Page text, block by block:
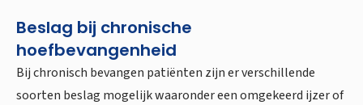
Beslag bij chronische
hoefbevangenheid
Bij chronisch bevangen patiënten zijn er verschillende
soorten beslag mogelijk waaronder een omgekeerd ijzer of